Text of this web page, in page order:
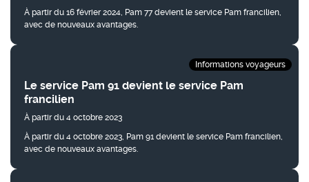
À partir du 16 février 2024, Pam 77 devient le service Pam francilien,
avec de nouveaux avantages.
Le service Pam 91 devient le service Pam
francilien
À partir du 4 octobre 2023
À partir du 4 octobre 2023, Pam 91 devient le service Pam francilien,
avec de nouveaux avantages.
Informations voyageurs